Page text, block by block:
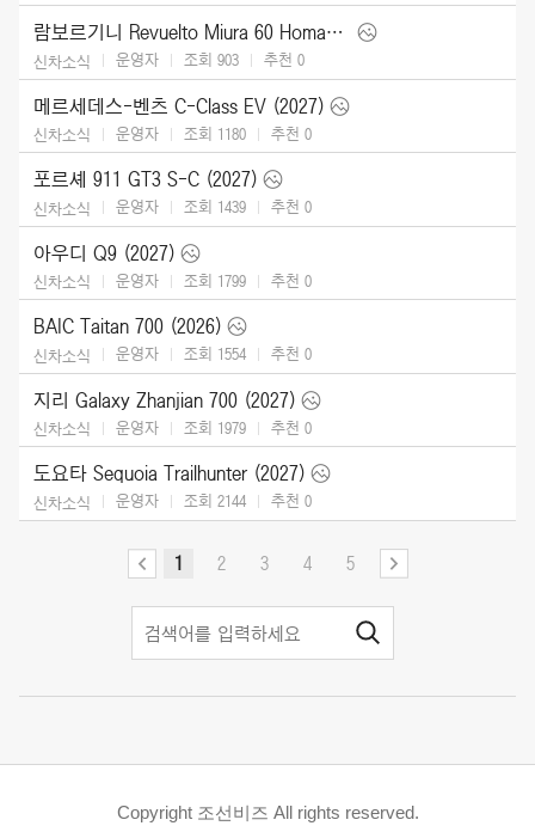
람보르기니 Revuelto Miura 60 Homage (2026)
신차소식 운영자 조회 903 추천 0
메르세데스-벤츠 C-Class EV (2027)
신차소식 운영자 조회 1180 추천 0
포르셰 911 GT3 S-C (2027)
신차소식 운영자 조회 1439 추천 0
아우디 Q9 (2027)
신차소식 운영자 조회 1799 추천 0
BAIC Taitan 700 (2026)
신차소식 운영자 조회 1554 추천 0
지리 Galaxy Zhanjian 700 (2027)
신차소식 운영자 조회 1979 추천 0
도요타 Sequoia Trailhunter (2027)
신차소식 운영자 조회 2144 추천 0
1 2 3 4 5
Copyright 조선비즈 All rights reserved.